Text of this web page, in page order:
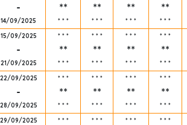
-
14/09/2025
**
* * *
**
* * *
**
* * *
**
* * *
15/09/2025
-
21/09/2025
* * *
**
* * *
* * *
**
* * *
* * *
**
* * *
* * *
**
* * *
22/09/2025
-
28/09/2025
* * *
**
* * *
* * *
**
* * *
* * *
**
* * *
* * *
**
* * *
29/09/2025
* * * * * * * * * * * *